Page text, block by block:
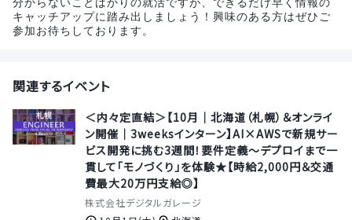
分からないことばかりの就活ですが、できるだけ早く情報の
キャッチアップに踏み出しましょう！興味のある方はぜひご
参加お待ちしております。
関連するイベント
＜内々定直結＞【10月｜北海道（札幌）＆オンライ
ン開催｜3weeksインターン】AI×AWSで新規サー
ビス開発に挑む3週間！要件定義〜デプロイまで一
貫して「モノづくり」を体験★【時給2,000円＆交通
費最大20万円支給◎】
株式会社デジタルガレージ